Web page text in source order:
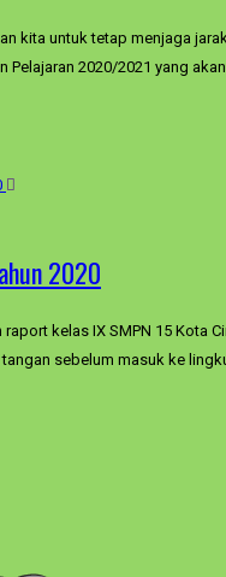
kita untuk tetap menjaga
2020/2021 yang
2020
kelas IX SMPN 15
sebelum masuk ke